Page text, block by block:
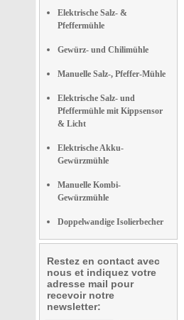
Elektrische Salz- &
Pfeffermühle
Gewürz- und Chilimühle
Manuelle Salz-, Pfeffer-Mühle
Elektrische Salz- und
Pfeffermühle mit Kippsensor
& Licht
Elektrische Akku-
Gewürzmühle
Manuelle Kombi-
Gewürzmühle
Doppelwandige Isolierbecher
Restez en contact avec
nous et indiquez votre
adresse mail pour
recevoir notre
newsletter: